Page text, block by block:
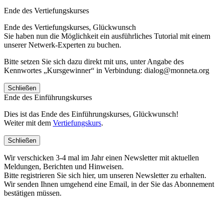
Ende des Vertiefungskurses
Ende des Vertiefungskurses, Glückwunsch
Sie haben nun die Möglichkeit ein ausführliches Tutorial mit einem
unserer Netwerk-Experten zu buchen.
Bitte setzen Sie sich dazu direkt mit uns, unter Angabe des
Kennwortes „Kursgewinner“ in Verbindung: dialog@monneta.org
Schließen
Ende des Einführungskurses
Dies ist das Ende des Einführungskurses, Glückwunsch!
Weiter mit dem Vertiefungskurs.
Schließen
Wir verschicken 3-4 mal im Jahr einen Newsletter mit aktuellen
Meldungen, Berichten und Hinweisen.
Bitte registrieren Sie sich hier, um unseren Newsletter zu erhalten.
Wir senden Ihnen umgehend eine Email, in der Sie das Abonnement
bestätigen müssen.